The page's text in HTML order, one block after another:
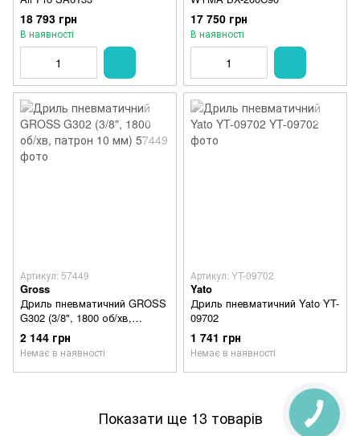
18 793 грн
В наявності
17 750 грн
В наявності
Артикул: 57449
Gross
Дриль пневматичний GROSS
G302 (3/8", 1800 об/хв,
патрон 10 мм)
2 144 грн
Немає в наявності
Артикул: YT-09702
Yato
Дриль пневматичний Yato YT-
09702
1 741 грн
Немає в наявності
Показати ще 13 товарів